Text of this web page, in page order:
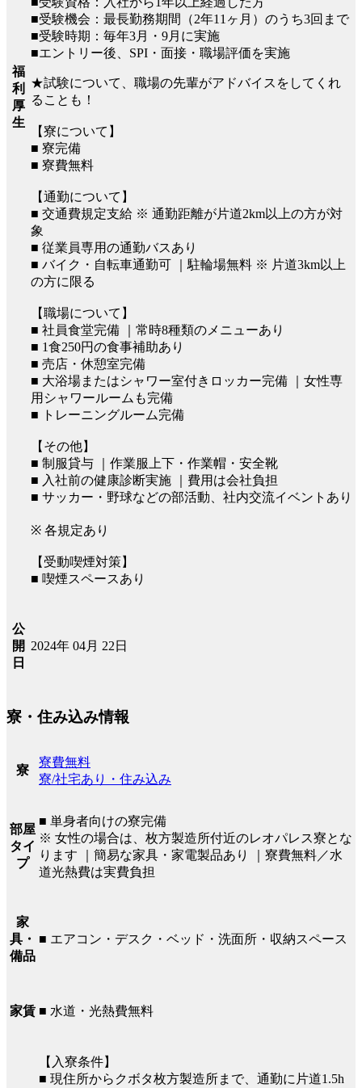
福
利
厚
生
■受験機会：最長勤務期間（2年11ヶ月）のうち3回まで
■受験時期：毎年3月・9月に実施
■エントリー後、SPI・面接・職場評価を実施
★試験について、職場の先輩がアドバイスをしてくれ
ることも！
【寮について】
■ 寮完備
■ 寮費無料
【通勤について】
■ 交通費規定支給 ※ 通勤距離が片道2km以上の方が対
象
■ 従業員専用の通勤バスあり
■ バイク・自転車通勤可 ｜駐輪場無料 ※ 片道3km以上
の方に限る
【職場について】
■ 社員食堂完備 ｜常時8種類のメニューあり
■ 1食250円の食事補助あり
■ 売店・休憩室完備
■ 大浴場またはシャワー室付きロッカー完備 ｜女性専
用シャワールームも完備
■ トレーニングルーム完備
【その他】
■ 制服貸与 ｜作業服上下・作業帽・安全靴
■ 入社前の健康診断実施 ｜費用は会社負担
■ サッカー・野球などの部活動、社内交流イベントあり
※ 各規定あり
【受動喫煙対策】
■ 喫煙スペースあり
公
開
日
2024年 04月 22日
寮・住み込み情報
寮
寮費無料
寮/社宅あり・住み込み
部屋
タイ
プ
■ 単身者向けの寮完備
※ 女性の場合は、枚方製造所付近のレオパレス寮とな
ります ｜簡易な家具・家電製品あり ｜寮費無料／水
道光熱費は実費負担
家
具・
備品
■ エアコン・デスク・ベッド・洗面所・収納スペース
家賃 ■ 水道・光熱費無料
【入寮条件】
■ 現住所からクボタ枚方製造所まで、通勤に片道1.5h